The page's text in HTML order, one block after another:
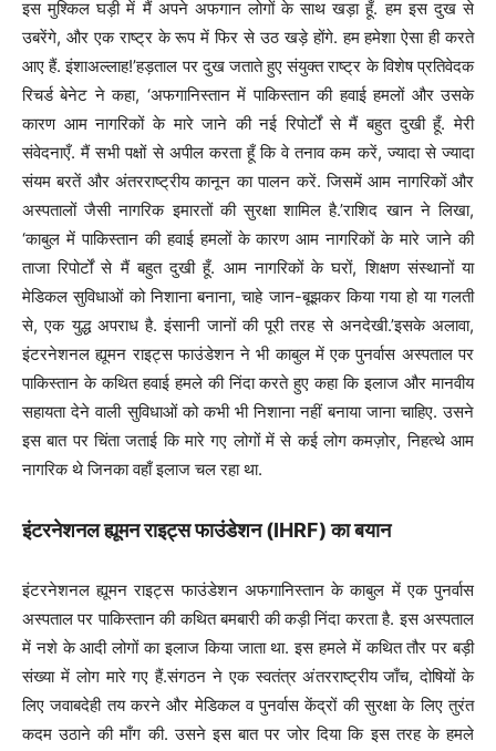
इस मुश्किल घड़ी में मैं अपने अफगान लोगों के साथ खड़ा हूँ. हम इस दुख से
उबरेंगे, और एक राष्ट्र के रूप में फिर से उठ खड़े होंगे. हम हमेशा ऐसा ही करते
आए हैं. इंशाअल्लाह!’हड़ताल पर दुख जताते हुए संयुक्त राष्ट्र के विशेष प्रतिवेदक
रिचर्ड बेनेट ने कहा, ‘अफगानिस्तान में पाकिस्तान की हवाई हमलों और उसके
कारण आम नागरिकों के मारे जाने की नई रिपोर्टों से मैं बहुत दुखी हूँ. मेरी
संवेदनाएँ. मैं सभी पक्षों से अपील करता हूँ कि वे तनाव कम करें, ज्यादा से ज्यादा
संयम बरतें और अंतरराष्ट्रीय कानून का पालन करें. जिसमें आम नागरिकों और
अस्पतालों जैसी नागरिक इमारतों की सुरक्षा शामिल है.’राशिद खान ने लिखा,
‘काबुल में पाकिस्तान की हवाई हमलों के कारण आम नागरिकों के मारे जाने की
ताजा रिपोर्टों से मैं बहुत दुखी हूँ. आम नागरिकों के घरों, शिक्षण संस्थानों या
मेडिकल सुविधाओं को निशाना बनाना, चाहे जान-बूझकर किया गया हो या गलती
से, एक युद्ध अपराध है. इंसानी जानों की पूरी तरह से अनदेखी.’इसके अलावा,
इंटरनेशनल ह्यूमन राइट्स फाउंडेशन ने भी काबुल में एक पुनर्वास अस्पताल पर
पाकिस्तान के कथित हवाई हमले की निंदा करते हुए कहा कि इलाज और मानवीय
सहायता देने वाली सुविधाओं को कभी भी निशाना नहीं बनाया जाना चाहिए. उसने
इस बात पर चिंता जताई कि मारे गए लोगों में से कई लोग कमज़ोर, निहत्थे आम
नागरिक थे जिनका वहाँ इलाज चल रहा था.
इंटरनेशनल ह्यूमन राइट्स फाउंडेशन (IHRF) का बयान
इंटरनेशनल ह्यूमन राइट्स फाउंडेशन अफगानिस्तान के काबुल में एक पुनर्वास
अस्पताल पर पाकिस्तान की कथित बमबारी की कड़ी निंदा करता है. इस अस्पताल
में नशे के आदी लोगों का इलाज किया जाता था. इस हमले में कथित तौर पर बड़ी
संख्या में लोग मारे गए हैं.संगठन ने एक स्वतंत्र अंतरराष्ट्रीय जाँच, दोषियों के
लिए जवाबदेही तय करने और मेडिकल व पुनर्वास केंद्रों की सुरक्षा के लिए तुरंत
कदम उठाने की माँग की. उसने इस बात पर जोर दिया कि इस तरह के हमले